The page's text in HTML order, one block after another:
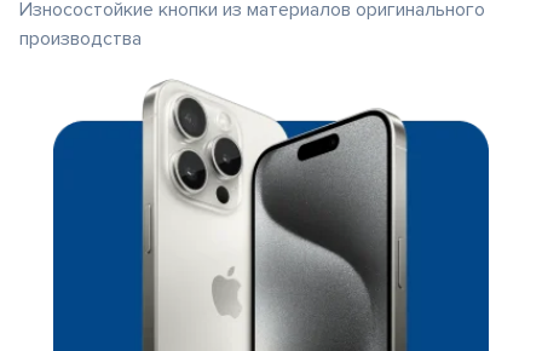
Износостойкие кнопки из материалов оригинального
производства